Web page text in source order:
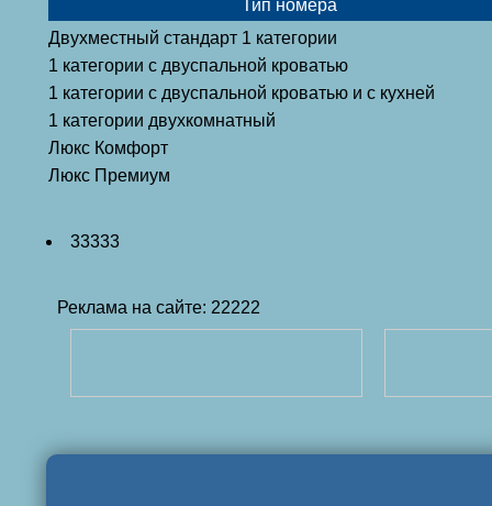
Тип номера
Двухместный стандарт 1 категории
1 категории с двуспальной кроватью
1 категории с двуспальной кроватью и с кухней
1 категории двухкомнатный
Люкс Комфорт
Люкс Премиум
33333
Реклама на сайте: 22222